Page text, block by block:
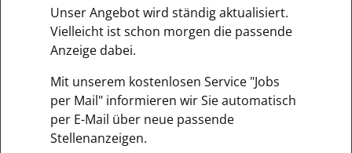
Unser Angebot wird ständig aktualisiert.
Vielleicht ist schon morgen die passende
Anzeige dabei.
Mit unserem kostenlosen Service "Jobs
per Mail" informieren wir Sie automatisch
per E-Mail über neue passende
Stellenanzeigen.